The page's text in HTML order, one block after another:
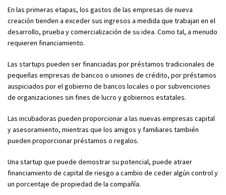
En las primeras etapas, los gastos de las empresas de nueva
creación tienden a exceder sus ingresos a medida que trabajan en el
desarrollo, prueba y comercialización de su idea. Como tal, a menudo
requieren financiamiento.
Las startups pueden ser financiadas por préstamos tradicionales de
pequeñas empresas de bancos o uniones de crédito, por préstamos
auspiciados por el gobierno de bancos locales o por subvenciones
de organizaciones sin fines de lucro y gobiernos estatales.
Las incubadoras pueden proporcionar a las nuevas empresas capital
y asesoramiento, mientras que los amigos y familiares también
pueden proporcionar préstamos o regalos.
Una startup que puede demostrar su potencial, puede atraer
financiamiento de capital de riesgo a cambio de ceder algún control y
un porcentaje de propiedad de la compañía.